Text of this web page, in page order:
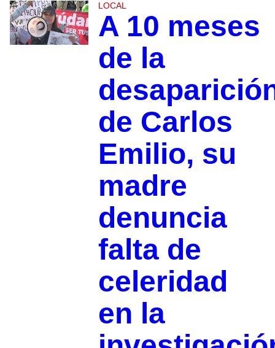
LOCAL
A 10 meses
de la
de Carlos
Emilio, su
madre
denuncia
falta de
celeridad
en la